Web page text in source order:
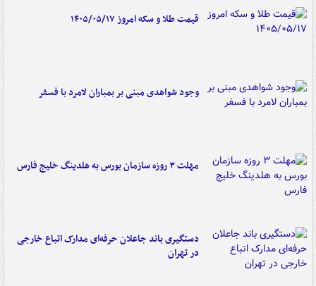
قیمت طلا و سکه امروز ۱۴۰۵/۰۵/۱۷
وجود شواهدی مبنی بر بمباران لامرد با فسفر
مهلت ۳ روزه سازمان بورس به هلدینگ خلیج فارس
دستگیری باند جاعلان حرفه‌ای مدارک اتباع خارجی
در تهران